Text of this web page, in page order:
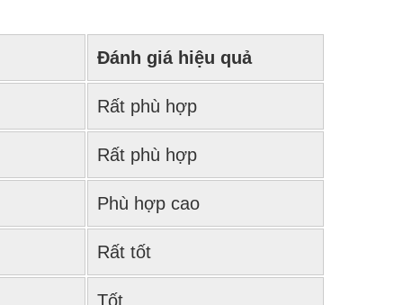
Đánh giá hiệu quả
Rất phù hợp
Rất phù hợp
Phù hợp cao
Rất tốt
Tốt